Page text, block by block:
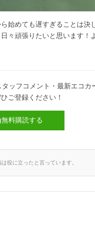
始めても遅すぎることは
々頑張りたいと思います！
ッフコメント・最新エコ
ご登録ください！
無料購読する
役に立ったと言っています。